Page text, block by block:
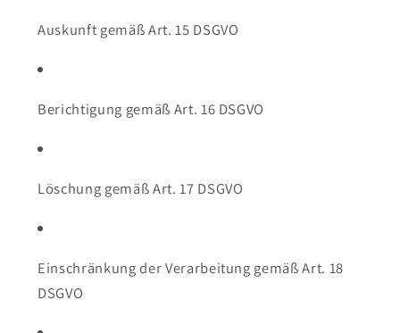
Auskunft gemäß Art. 15 DSGVO
Berichtigung gemäß Art. 16 DSGVO
Löschung gemäß Art. 17 DSGVO
Einschränkung der Verarbeitung gemäß Art. 18
DSGVO